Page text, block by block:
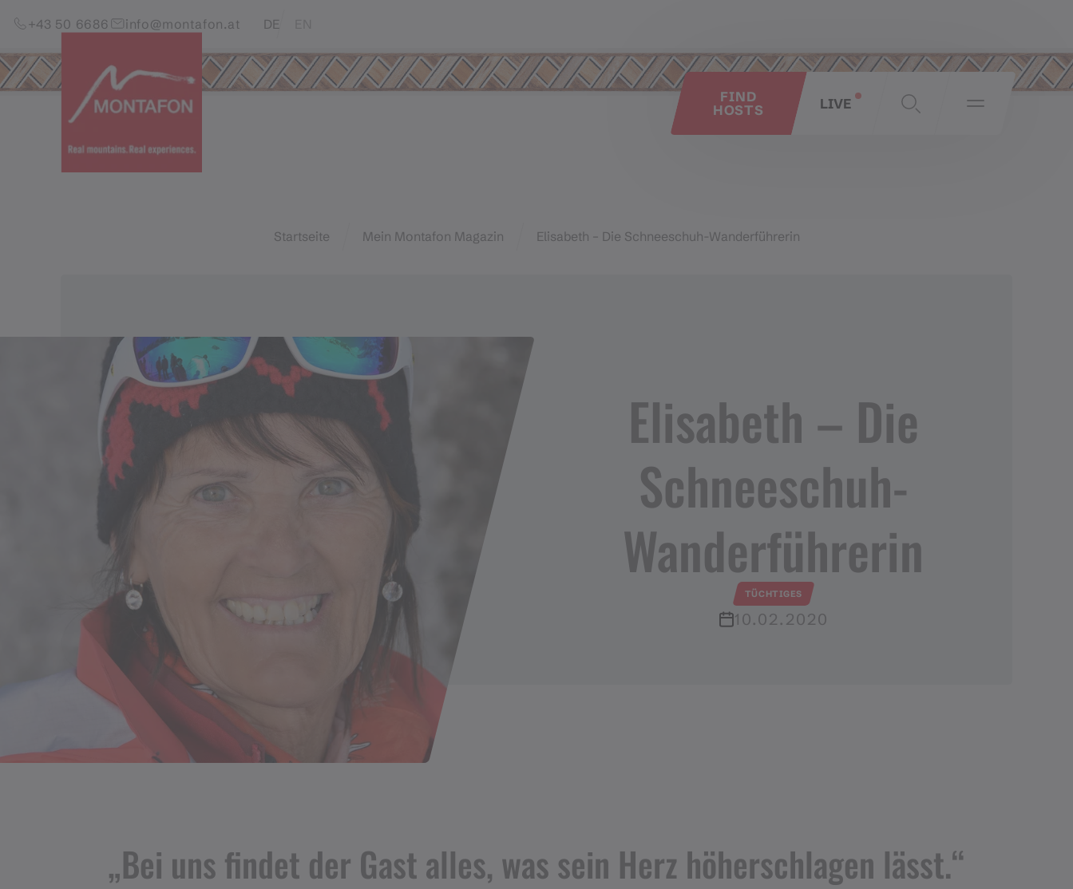
+43 50 6686
info@montafon.at Translations of this page
DE
FIND
HOSTS
LIVE
Startseite Mein Montafon Magazin Elisabeth – Die Schneeschuh-Wanderführerin
Elisabeth – Die
Schneeschuh​-​
Wanderführerin
TÜCHTIGES
10.02.2020
„Bei uns findet der Gast alles, was sein Herz höherschlagen lässt.“